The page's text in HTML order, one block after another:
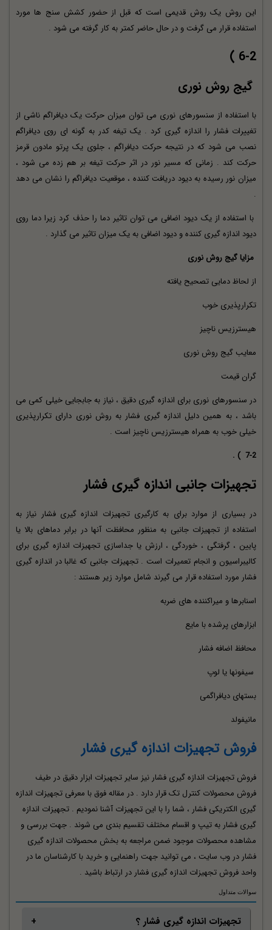
این روش یک روش قدیمی است که قبل از حضور کشش سنج ها مورد
استفاده قرار می گرفت و در حال حاضر کمتر به کار گرفته می شود .
6-2 )
گیج روش نوری
با استفاده از سنسورهای نوری می توان میزان حرکت یک دیافراگم ناشی از
تغییرات فشار را اندازه گیری کرد . یک تیغه کدر به گونه ای روی دیافراگم
نصب می شود که در نتیجه حرکت دیافراگم ، جلوی یک پرتو مادون قرمز
حرکت کند . زمانی که مسیر نور در اثر حرکت تیغه بر هم زده می شود ،
میزان نور رسیده به دیود دریافت کننده ، موقعیت دیافراگم را نشان می دهد
.
با استفاده از یک دیود اضافی می توان تاثیر دما را حذف کرد زیرا دما روی
دیود اندازه گیری کننده و دیود اضافی به یک میزان تاثیر می گذارد .
مزایا گیج روش نوری
از لحاظ دمایی تصحیح یافته
تکرارپذیری خوب
هیسترزیس ناچیز
معایب گیج روش نوری
گران قیمت
در سنسورهای نوری برای اندازه گیری دقیق ، نیاز به جابجایی خیلی کمی می
باشد ، به همین دلیل اندازه گیری فشار به روش نوری دارای تکرارپذیری
خیلی خوب به همراه هیسترزیس ناچیز است .
7-2 ) .
تجهیزات جانبی اندازه گیری فشار
در بسیاری از موارد برای به کارگیری تجهیزات اندازه گیری فشار نیاز به
استفاده از تجهیزات جانبی به منظور محافظت آنها در برابر دماهای بالا یا
پایین ، گرفتگی ، خوردگی ، ارزش یا جداسازی تجهیزات اندازه گیری برای
کالیبراسیون و انجام تعمیرات است . تجهیزات جانبی که غالبا در اندازه گیری
فشار مورد استفاده قرار می گیرند شامل موارد زیر هستند :
اسنابرها و میراکننده های ضربه
ابزارهای پرشده با مایع
محافظ اضافه فشار
سیفونها یا لوپ
بستهای دیافراگمی
مانیفولد
فروش تجهیزات اندازه گیری فشار
فروش تجهیزات اندازه گیری فشار نیز سایر تجهیزات ابزار دقیق در طیف
فروش محصولات کنترل تک قرار دارد . در مقاله فوق با معرفی تجهیزات اندازه
گیری الکتریکی فشار ، شما را با این تجهیزات آشنا نمودیم . تجهیزات اندازه
گیری فشار به تیپ و اقسام مختلف تقسیم بندی می شوند . جهت بررسی و
مشاهده محصولات موجود ضمن مراجعه به بخش محصولات اندازه گیری
فشار در وب سایت ، می توانید جهت راهنمایی و خرید با کارشناسان ما در
واحد فروش تجهیزات اندازه گیری فشار در ارتباط باشید .
سوالات متداول
تجهیزات اندازه گیری فشار ؟